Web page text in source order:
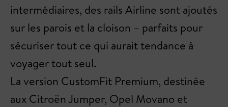
intermédiaires, des rails Airline sont ajoutés
sur les parois et la cloison – parfaits pour
sécuriser tout ce qui aurait tendance à
voyager tout seul.
La version CustomFit Premium, destinée
aux Citroën Jumper, Opel Movano et